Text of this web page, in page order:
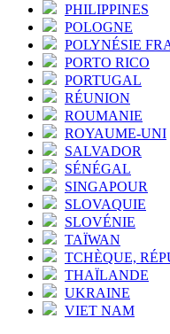
PHILIPPINES
POLOGNE
POLYNÉSIE
PORTO RICO
PORTUGAL
RÉUNION
ROUMANIE
ROYAUME-UNI
SALVADOR
SÉNÉGAL
SINGAPOUR
SLOVAQUIE
SLOVÉNIE
TAÏWAN
TCHÈQUE,
THAÏLANDE
UKRAINE
VIET NAM